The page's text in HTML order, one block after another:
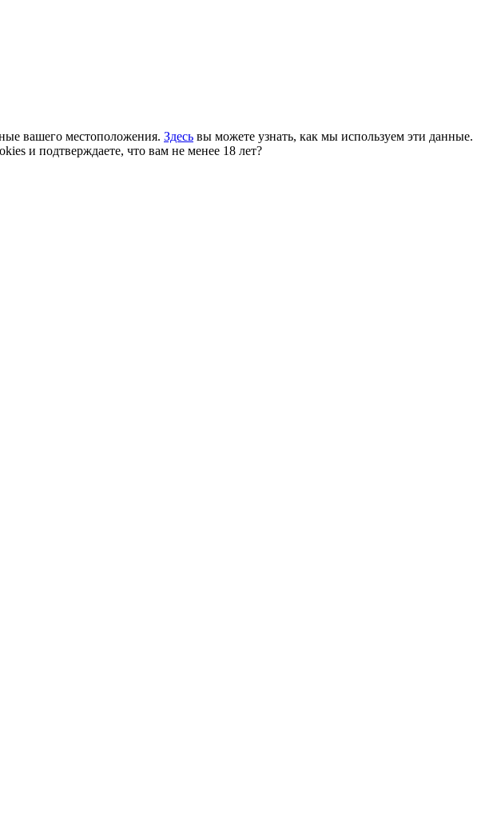
вашего местоположения. Здесь вы можете узнать, как мы используем эти данные.
и подтверждаете, что вам не менее 18 лет?